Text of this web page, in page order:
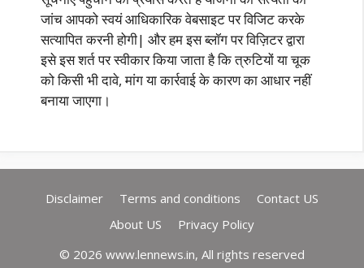
जांच आपको स्वयं आधिकारिक वेबसाइट पर विजिट करके
सत्यापित करनी होगी| और हम इस ब्लॉग पर विज़िटर द्वारा
इसे इस शर्त पर स्वीकार किया जाता है कि त्रुटियों या चूक
को किसी भी दावे, मांग या कार्रवाई के कारण का आधार नहीं
बनाया जाएगा।
Disclaimer Terms and conditions
Contact US
About US
Privacy Policy
© 2026 www.lennews.in, All rights reserved